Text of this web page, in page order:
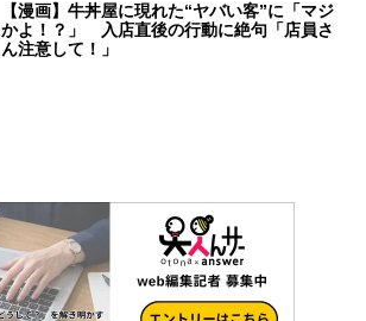
【漫画】牛丼屋に現れた“ヤバい客”に「マジ
かよ！？」 入店直後の行動に絶句「店員さ
ん注意して！」